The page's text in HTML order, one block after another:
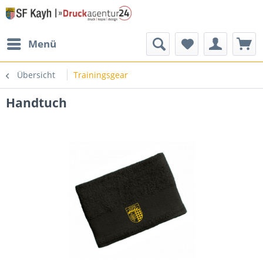
Menü
Übersicht Trainingsgear
Handtuch